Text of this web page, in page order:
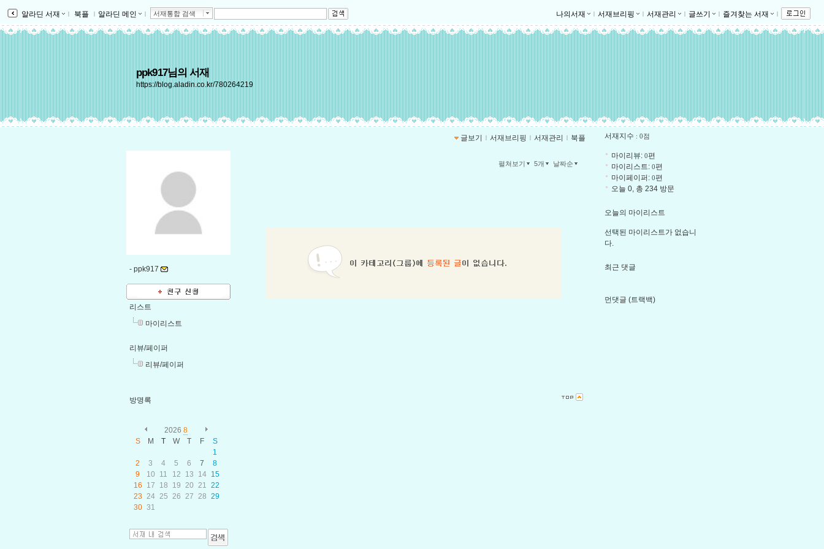
알라딘 서재 ｌ 북플 ｌ 알라딘 메인 ｌ 서재통합 검색 나의서재 ｌ 서재브리핑 ｌ 서재관리 ｌ 글쓰기 ｌ 즐겨찾는 서재 ｌ
ppk917님의 서재
https://blog.aladin.co.kr/780264219
글보기 ｌ 서재브리핑 ｌ 서재관리 ｌ 북플
- ppk917
리스트
마이리스트
리뷰/페이퍼
리뷰/페이퍼
방명록
2026 8
S
M T W T F
S
1
2
3 4 5 6 7
8
9
10 11 12 13 14
15
16
17 18 19 20 21 22
23 24 25 26 27 28 29
30 31
펼쳐보기 5개 날짜순
서재지수 : 0점
마이리뷰: 0편
마이리스트: 0편
마이페이퍼: 0편
오늘 0, 총 234 방문
오늘의 마이리스트
선택된 마이리스트가 없습니
다.
최근 댓글
먼댓글 (트랙백)